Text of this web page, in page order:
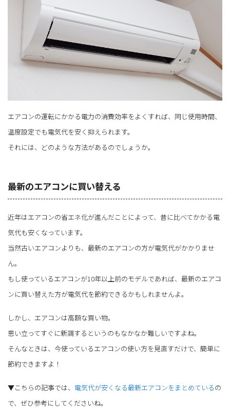
エアコンの運転にかかる電力の消費効率をよくすれば、同じ使用時間、
温度設定でも電気代を安く抑えられます。
それには、どのような方法があるのでしょうか。
最新のエアコンに買い替える
近年はエアコンの省エネ化が進んだことによって、昔に比べてかかる電
気代も安くなっています。
当然古いエアコンよりも、最新のエアコンの方が電気代がかかりませ
ん。
もし使っているエアコンが10年以上前のモデルであれば、最新のエアコ
ンに買い替えた方が電気代を節約できるかもしれませんよ。
しかし、エアコンは高額な買い物。
思い立ってすぐに新調するというのもなかなか難しいですよね。
そんなときは、今使っているエアコンの使い方を見直すだけで、簡単に
節約できますよ！
▼こちらの記事では、 電気代が安くなる最新エアコンをまとめているの
で、ぜひ参考にしてくださいね。